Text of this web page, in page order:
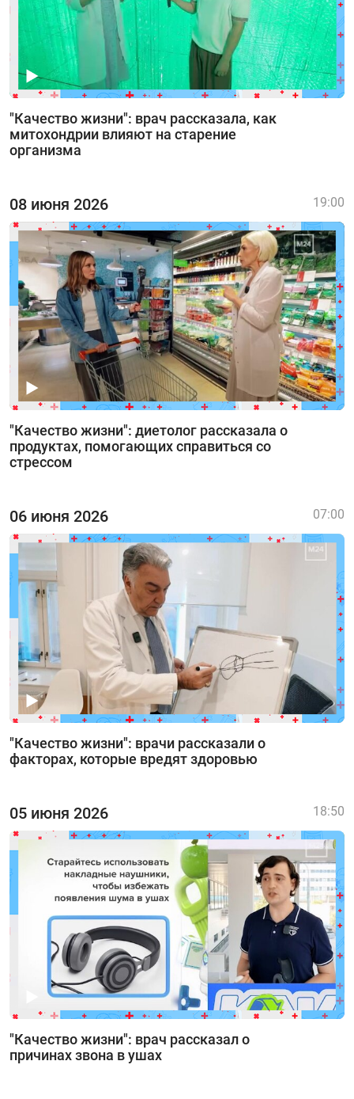
"Качество жизни": врач рассказала, как
митохондрии влияют на старение
организма
08 июня 2026
"Качество жизни": диетолог рассказала о
продуктах, помогающих справиться со
стрессом
19:00
06 июня 2026
"Качество жизни": врачи рассказали о
факторах, которые вредят здоровью
07:00
05 июня 2026
"Качество жизни": врач рассказал о
причинах звона в ушах
18:50